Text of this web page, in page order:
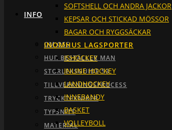
INFO
OM OSS
HUR BESTÄLLER MAN
STORLEKSGUIDE 53
TILLVERKNINGSPROCESS
TRYCKTEKNIKER
TYPSNITT
MATERIAL
SOFTSHELL OCH ANDRA JACKOR
KEPSAR OCH STICKAD MÖSSOR
BAGAR OCH RYGGSÄCKAR
INOMHUS LAGSPORTER
ISHOCKEY
INLINE HOCKEY
LANDHOCKEY
INNEBANDY
BASKET
VOLLEYBOLL